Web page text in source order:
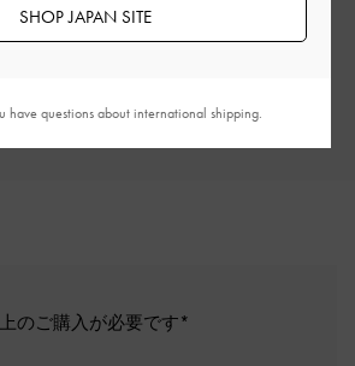
Let us know what you think
のご購入が必要です*
SHOP JAPAN SITE
have questions about international shipping.